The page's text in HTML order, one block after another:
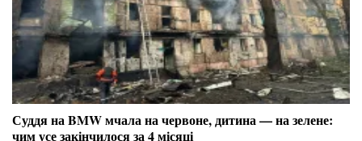
Суддя на BMW мчала на червоне, дитина — на зелене:
чим усе закінчилося за 4 місяці